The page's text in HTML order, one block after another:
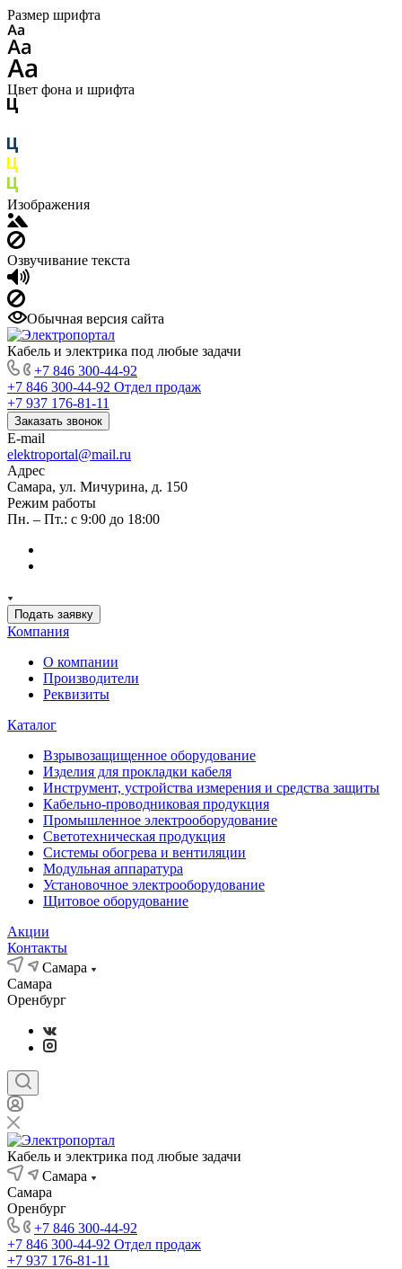
Размер шрифта
Цвет фона и шрифта
Изображения
Озвучивание текста
Обычная версия сайта
Кабель и электрика под любые задачи
+7 846 300-44-92
+7 846 300-44-92 Отдел продаж
+7 937 176-81-11
Заказать звонок
E-mail
elektroportal@mail.ru
Адрес
Самара, ул. Мичурина, д. 150
Режим работы
Пн. – Пт.: с 9:00 до 18:00
Подать заявку
Компания
О компании
Производители
Реквизиты
Каталог
Взрывозащищенное оборудование
Изделия для прокладки кабеля
Инструмент, устройства измерения и средства защиты
Кабельно-проводниковая продукция
Промышленное электрооборудование
Светотехническая продукция
Системы обогрева и вентиляции
Модульная аппаратура
Установочное электрооборудование
Щитовое оборудование
Акции
Контакты
Самара
Самара
Оренбург
Кабель и электрика под любые задачи
Самара
Самара
Оренбург
+7 846 300-44-92
+7 846 300-44-92 Отдел продаж
+7 937 176-81-11